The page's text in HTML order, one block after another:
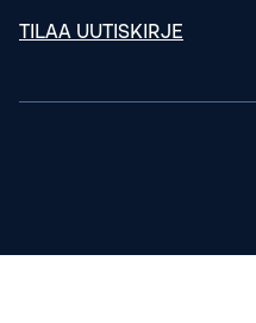
TILAA UUTISKIRJE